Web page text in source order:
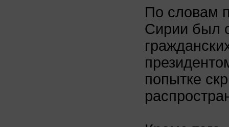
По словам
Сирии был
попытке